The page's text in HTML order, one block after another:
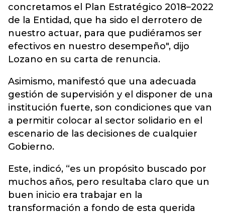
concretamos el Plan Estratégico 2018–2022
de la Entidad, que ha sido el derrotero de
nuestro actuar, para que pudiéramos ser
efectivos en nuestro desempeño", dijo
Lozano en su carta de renuncia.
Asimismo, manifestó que una adecuada
gestión de supervisión y el disponer de una
institución fuerte, son condiciones que van
a permitir colocar al sector solidario en el
escenario de las decisiones de cualquier
Gobierno.
Este, indicó, “es un propósito buscado por
muchos años, pero resultaba claro que un
buen inicio era trabajar en la
transformación a fondo de esta querida